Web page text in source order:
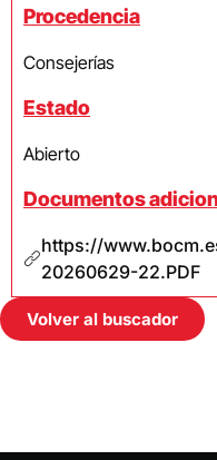
Procedencia
Consejerías
Estado
Abierto
Documentos
https://
20260629-22.PDF
Volver al buscador